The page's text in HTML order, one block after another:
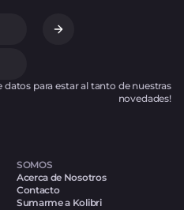
datos para estar al tanto de nuestras
novedades!
SOMOS
Acerca de Nosotros
Contacto
Sumarme a Kolibri